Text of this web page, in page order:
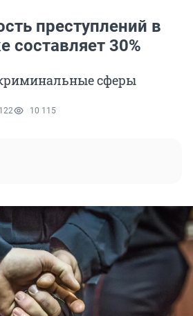
преступлений в
составляет 30%
сферы
122 10 115